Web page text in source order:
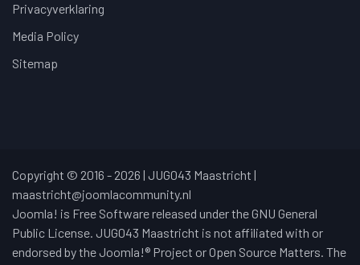
Privacyverklaring
Media Policy
Sitemap
Copyright © 2016 - 2026 | JUG043 Maastricht |
maastricht@joomlacommunity.nl
Joomla! is Free Software released under the GNU General
Public License. JUG043 Maastricht is not affiliated with or
endorsed by the Joomla!® Project or Open Source Matters. The